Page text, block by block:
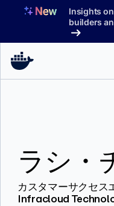
へ
Insights
builders
料金プラン
ブログ
ラシ・
カスタマーサクセス
Infracloud